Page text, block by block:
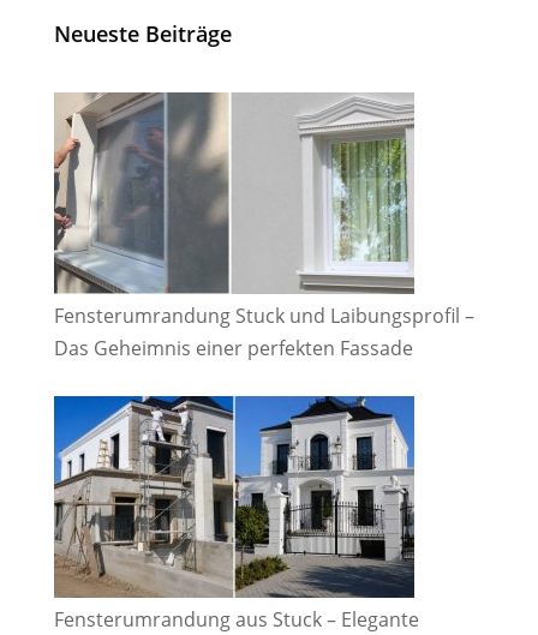
Neueste Beiträge
Fensterumrandung Stuck und Laibungsprofil –
Das Geheimnis einer perfekten Fassade
Fensterumrandung aus Stuck – Elegante